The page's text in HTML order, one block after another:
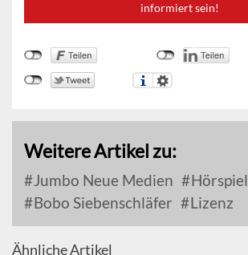
informiert sein!
Weitere Artikel zu:
Jumbo Neue Medien
Hörspiel
Bobo Siebenschläfer
Lizenz
Ähnliche Artikel